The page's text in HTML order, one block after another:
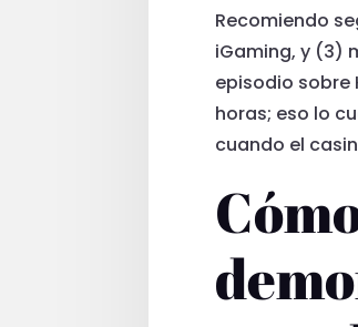
Recomiendo
iGaming, y (3)
episodio sobre
horas; eso lo
cuando el